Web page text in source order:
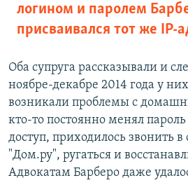
логином и паролем
присваивался тот же IP-
Оба супруга рассказывали и
ноябре-декабре 2014 года у
возникали проблемы с
кто-то постоянно менял
доступ, приходилось звонить
"Дом.ру", ругаться и
Адвокатам Барберо даже